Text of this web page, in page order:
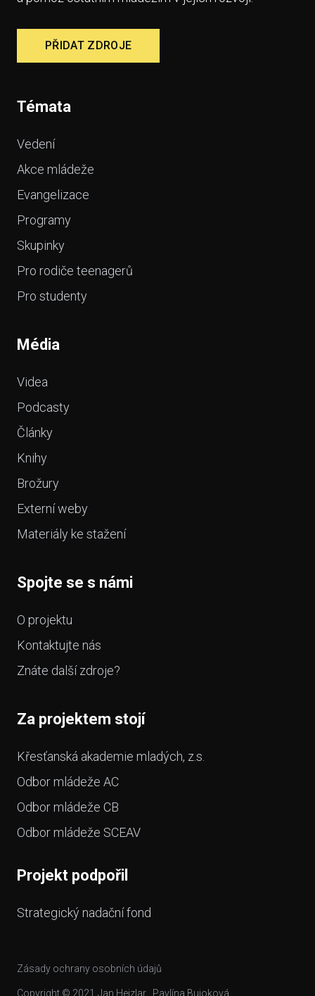
PŘIDAT ZDROJE
Témata
Vedení
Akce mládeže
Evangelizace
Programy
Skupinky
Pro rodiče teenagerů
Pro studenty
Média
Videa
Podcasty
Články
Knihy
Brožury
Externí weby
Materiály ke stažení
Spojte se s námi
O projektu
Kontaktujte nás
Znáte další zdroje?
Za projektem stojí
Křesťanská akademie mladých, z.s.
Odbor mládeže AC
Odbor mládeže CB
Odbor mládeže SCEAV
Projekt podpořil
Strategický nadační fond
Copyright © 2021 Jan Hejzlar, Pavlína Bujoková
Zásady ochrany osobních údajů